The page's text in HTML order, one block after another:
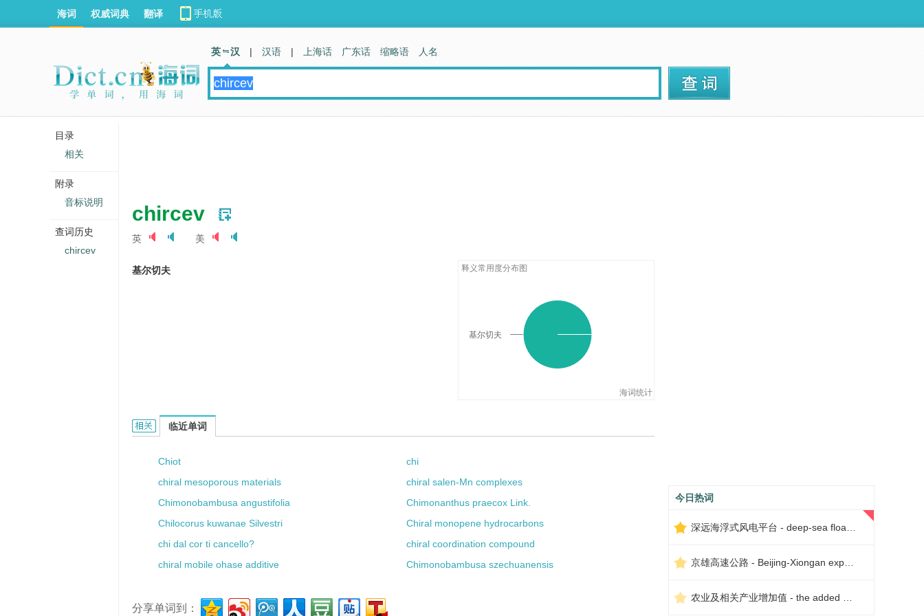
chircev
英 美
基尔切夫 释义常用度分布图
海词统计
基尔切夫
Chircev的相关资料：
临近单词
Chiot
chi
chiral mesoporous materials
chiral salen-Mn complexes
Chimonobambusa angustifolia
Chimonanthus praecox Link.
Chilocorus kuwanae Silvestri
Chiral monopene hydrocarbons
chi dal cor ti cancello?
chiral coordination compound
chiral mobile ohase additive
Chimonobambusa szechuanensis
分享单词到：
今日热词
海词 权威词典 翻译
英 汉 | 汉语 | 上海话 广东话 缩略语 人名
目录
相关
附录
音标说明
查词历史
chircev